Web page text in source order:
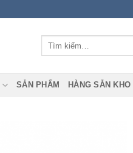
SẢN PHẨM HÀNG SẴN KHO